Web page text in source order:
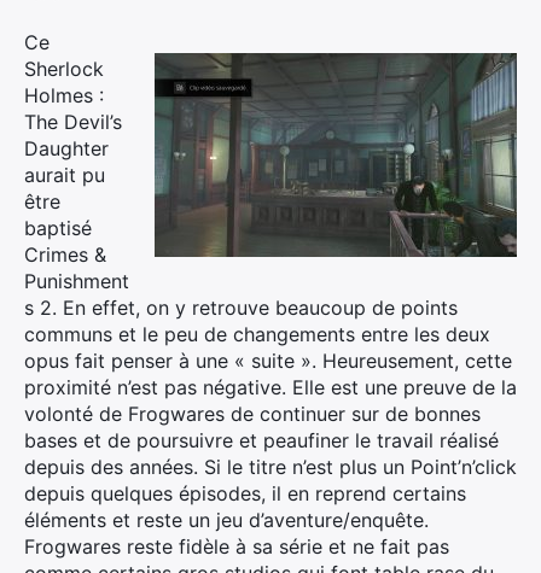
Ce
Sherlock
Holmes :
The Devil’s
Daughter
aurait pu
être
baptisé
Crimes &
Punishment
s 2. En effet, on y retrouve beaucoup de points
communs et le peu de changements entre les deux
opus fait penser à une « suite ». Heureusement, cette
proximité n’est pas négative. Elle est une preuve de la
volonté de Frogwares de continuer sur de bonnes
bases et de poursuivre et peaufiner le travail réalisé
depuis des années. Si le titre n’est plus un Point’n’click
depuis quelques épisodes, il en reprend certains
éléments et reste un jeu d’aventure/enquête.
Frogwares reste fidèle à sa série et ne fait pas